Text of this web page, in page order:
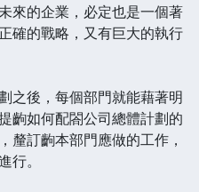
來的企業，必定也是一個著
確的戰略，又有巨大的執行
後，每個部門就能藉著明
齣如何配閤公司總體計劃的
釐訂齣本部門應做的工作，
行。